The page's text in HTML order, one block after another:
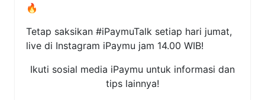
🔥
Tetap saksikan #iPaymuTalk setiap hari jumat,
live di Instagram iPaymu jam 14.00 WIB!
Ikuti sosial media iPaymu untuk informasi dan
tips lainnya!